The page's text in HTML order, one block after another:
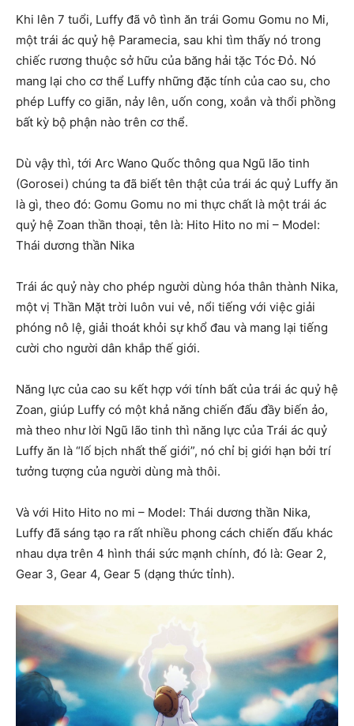
Khi lên 7 tuổi, Luffy đã vô tình ăn trái Gomu Gomu no Mi,
một trái ác quỷ hệ Paramecia, sau khi tìm thấy nó trong
chiếc rương thuộc sở hữu của băng hải tặc Tóc Đỏ. Nó
mang lại cho cơ thể Luffy những đặc tính của cao su, cho
phép Luffy co giãn, nảy lên, uốn cong, xoắn và thổi phồng
bất kỳ bộ phận nào trên cơ thể.
Dù vậy thì, tới Arc Wano Quốc thông qua Ngũ lão tinh
(Gorosei) chúng ta đã biết tên thật của trái ác quỷ Luffy ăn
là gì, theo đó: Gomu Gomu no mi thực chất là một trái ác
quỷ hệ Zoan thần thoại, tên là: Hito Hito no mi – Model:
Thái dương thần Nika
Trái ác quỷ này cho phép người dùng hóa thân thành Nika,
một vị Thần Mặt trời luôn vui vẻ, nổi tiếng với việc giải
phóng nô lệ, giải thoát khỏi sự khổ đau và mang lại tiếng
cười cho người dân khắp thế giới.
Năng lực của cao su kết hợp với tính bất của trái ác quỷ hệ
Zoan, giúp Luffy có một khả năng chiến đấu đầy biến ảo,
mà theo như lời Ngũ lão tinh thì năng lực của Trái ác quỷ
Luffy ăn là “lố bịch nhất thế giới”, nó chỉ bị giới hạn bởi trí
tưởng tượng của người dùng mà thôi.
Và với Hito Hito no mi – Model: Thái dương thần Nika,
Luffy đã sáng tạo ra rất nhiều phong cách chiến đấu khác
nhau dựa trên 4 hình thái sức mạnh chính, đó là: Gear 2,
Gear 3, Gear 4, Gear 5 (dạng thức tỉnh).